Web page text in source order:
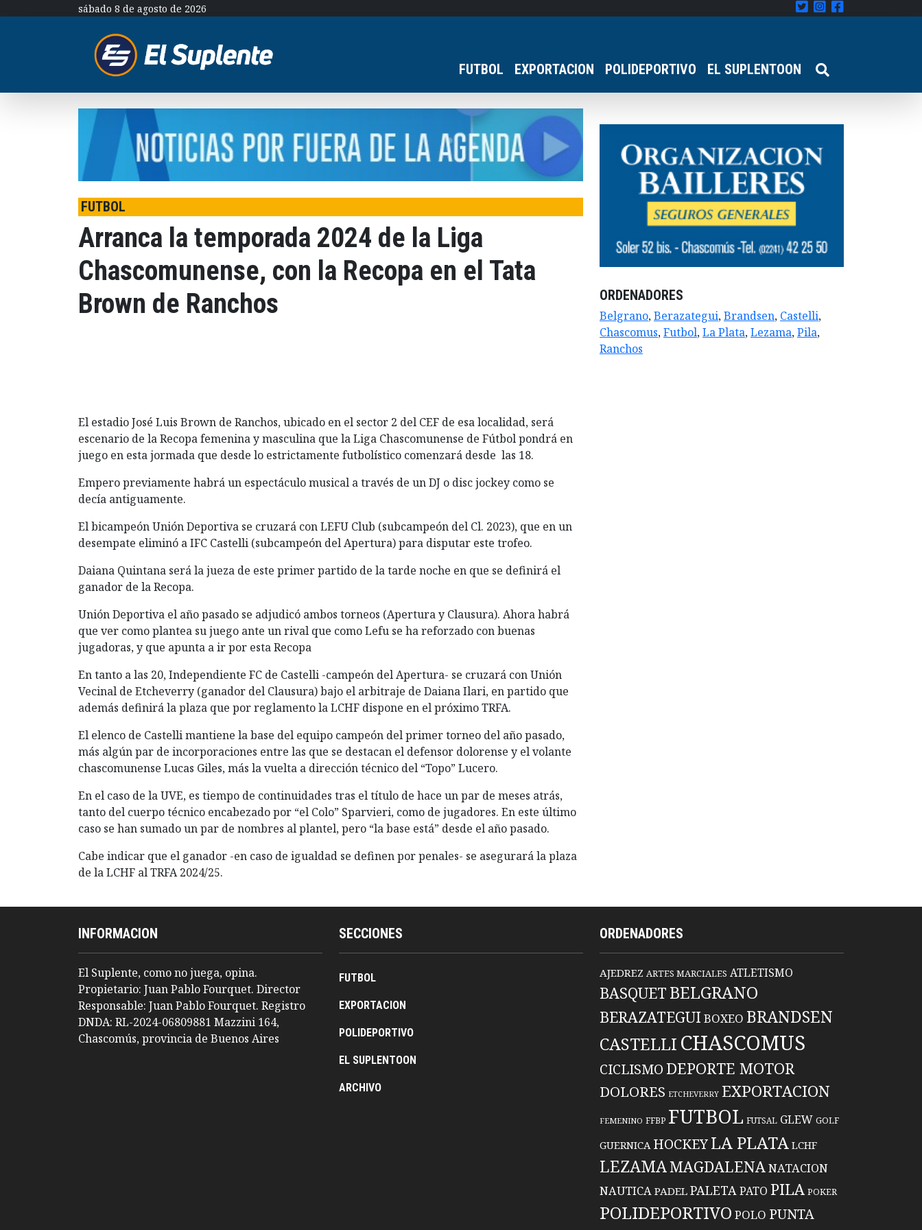
sábado 8 de agosto de 2026
FUTBOL EXPORTACION POLIDEPORTIVO EL SUPLENTOON
FUTBOL
Arranca la temporada 2024 de la Liga
Chascomunense, con la Recopa en el Tata
Brown de Ranchos
El estadio José Luis Brown de Ranchos, ubicado en el sector 2 del CEF de esa localidad, será
escenario de la Recopa femenina y masculina que la Liga Chascomunense de Fútbol pondrá en
juego en esta jormada que desde lo estrictamente futbolístico comenzará desde las 18.
Empero previamente habrá un espectáculo musical a través de un DJ o disc jockey como se
decía antiguamente.
El bicampeón Unión Deportiva se cruzará con LEFU Club (subcampeón del Cl. 2023), que en un
desempate eliminó a IFC Castelli (subcampeón del Apertura) para disputar este trofeo.
Daiana Quintana será la jueza de este primer partido de la tarde noche en que se definirá el
ganador de la Recopa.
Unión Deportiva el año pasado se adjudicó ambos torneos (Apertura y Clausura). Ahora habrá
que ver como plantea su juego ante un rival que como Lefu se ha reforzado con buenas
jugadoras, y que apunta a ir por esta Recopa
En tanto a las 20, Independiente FC de Castelli -campeón del Apertura- se cruzará con Unión
Vecinal de Etcheverry (ganador del Clausura) bajo el arbitraje de Daiana Ilari, en partido que
además definirá la plaza que por reglamento la LCHF dispone en el próximo TRFA.
El elenco de Castelli mantiene la base del equipo campeón del primer torneo del año pasado,
más algún par de incorporaciones entre las que se destacan el defensor dolorense y el volante
chascomunense Lucas Giles, más la vuelta a dirección técnico del “Topo” Lucero.
En el caso de la UVE, es tiempo de continuidades tras el título de hace un par de meses atrás,
tanto del cuerpo técnico encabezado por “el Colo” Sparvieri, como de jugadores. En este último
caso se han sumado un par de nombres al plantel, pero “la base está” desde el año pasado.
Cabe indicar que el ganador -en caso de igualdad se definen por penales- se asegurará la plaza
de la LCHF al TRFA 2024/25.
ORDENADORES
Belgrano,Berazategui,Brandsen, Castelli,
Chascomus,Futbol,La Plata,Lezama,Pila,
Ranchos
INFORMACION
El Suplente, como no juega, opina.
Propietario: Juan Pablo Fourquet. Director
Responsable: Juan Pablo Fourquet. Registro
DNDA: RL-2024-06809881 Mazzini 164,
Chascomús, provincia de Buenos Aires
SECCIONES
FUTBOL
EXPORTACION
POLIDEPORTIVO
EL SUPLENTOON
ARCHIVO
ORDENADORES
AJEDREZ ARTES MARCIALES ATLETISMO
BASQUET BELGRANO
BERAZATEGUIBOXEO BRANDSEN
CASTELLI CHASCOMUS
CICLISMO DEPORTE MOTOR
DOLORES ETCHEVERRY EXPORTACION
FEMENINO FFBP FUTBOL FUTSAL GLEW GOLF
GUERNICA HOCKEYLA PLATA LCHF
LEZAMAMAGDALENANATACION
NAUTICA PADEL PALETAPATO PILA POKER
POLIDEPORTIVO POLO PUNTA